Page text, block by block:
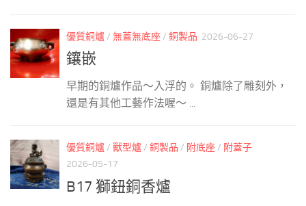
優質銅爐/ 無蓋無底座/ 銅製品 2026-06-27
鑲嵌
早期的銅爐作品～入浮的。 銅爐除了雕刻外，
還是有其他工藝作法喔～ ...
優質銅爐/ 獸型爐/ 銅製品 / 附底座/ 附蓋子
2026-05-17
B17 獅鈕銅香爐